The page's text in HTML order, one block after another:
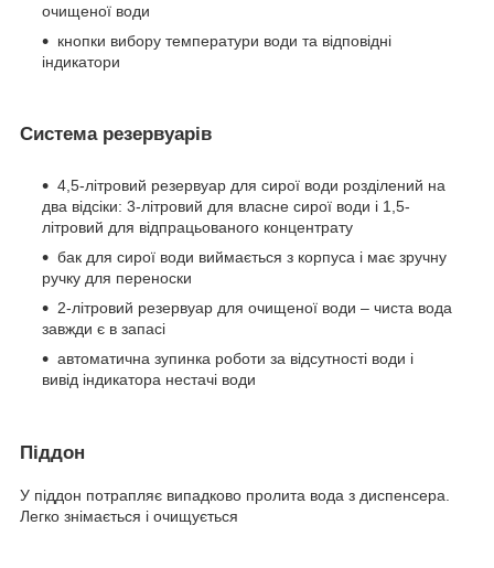
очищеної води
кнопки вибору температури води та відповідні
індикатори
Система резервуарів
4,5-літровий резервуар для сирої води розділений на
два відсіки: 3-літровий для власне сирої води і 1,5-
літровий для відпрацьованого концентрату
бак для сирої води виймається з корпуса і має зручну
ручку для переноски
2-літровий резервуар для очищеної води – чиста вода
завжди є в запасі
автоматична зупинка роботи за відсутності води і
вивід індикатора нестачі води
Піддон
У піддон потрапляє випадково пролита вода з диспенсера.
Легко знімається і очищується